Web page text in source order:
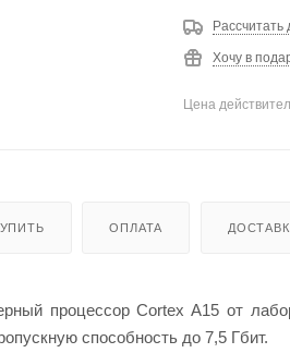
Рассчитать
Хочу в
Цена
ОПЛАТА
процессор Cortex A15 от
способность до 7,5 Гбит.